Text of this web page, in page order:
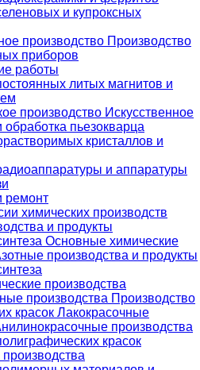
и купроксных
производство Производство
приборов
работы
литых магнитов и
производство Искусственное
пьезокварца
кристаллов и
и аппаратуры
ремонт
химических производств
и продукты
Основные химические
производства и продукты
производства
производства Производство
красок Лакокрасочные
производства
красок